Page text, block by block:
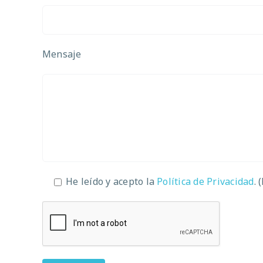
Mensaje
He leído y acepto la Política de Privacidad.